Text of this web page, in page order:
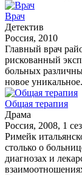
Врач
Детектив
Россия, 2010
Главный врач
рискованный
больных
новое
Общая терапия
Драма
Россия, 2008, 1
Римейк
столько о
диагнозах и